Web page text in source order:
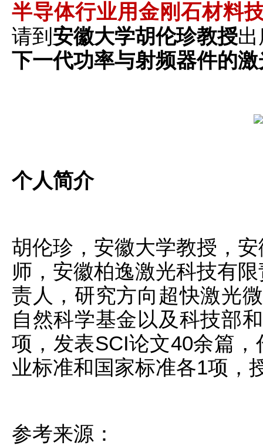
半导体行业用金刚石材料
请到安徽大学胡伦珍教授
下一代功率与射频器件的
个人简介
胡伦珍，安徽大学教授，
师，安徽柏逸激光科技有
责人，研究方向超快激光
自然科学基金以及科技部
项，发表SCI论文40余篇
业标准和国家标准各1项，
参考来源：